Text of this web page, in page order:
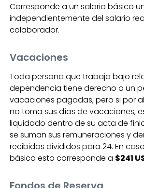
Corresponde a un salario básico
independientemente del salario
colaborador.
Vacaciones
Toda persona que trabaja bajo
dependencia tiene derecho a un
vacaciones pagadas, pero si por
no toma sus días de vacaciones,
liquidado dentro de su acta de
se suman sus remuneraciones y
recibidos divididos para 24. En
básico esto corresponde a $241